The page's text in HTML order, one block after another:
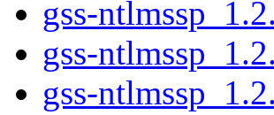
gss-
gss-
gss-